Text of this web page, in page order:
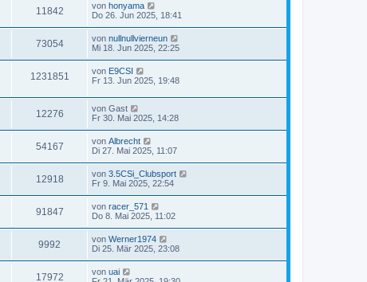
11842 von honyama
Do 26. Jun 2025, 18:41
73054 von nullnullvierneun
Mi 18. Jun 2025, 22:25
1231851 von E9CSI
Fr 13. Jun 2025, 19:48
12276 von Gast
Fr 30. Mai 2025, 14:28
54167 von Albrecht
Di 27. Mai 2025, 11:07
12918 von 3.5CSi_Clubsport
Fr 9. Mai 2025, 22:54
91847 von racer_571
Do 8. Mai 2025, 11:02
9992 von Werner1974
Di 25. Mär 2025, 23:08
17972 von uai